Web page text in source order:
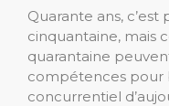
Quarante ans,
cinquantaine, mais
quarantaine
compétences pour
concurrentiel